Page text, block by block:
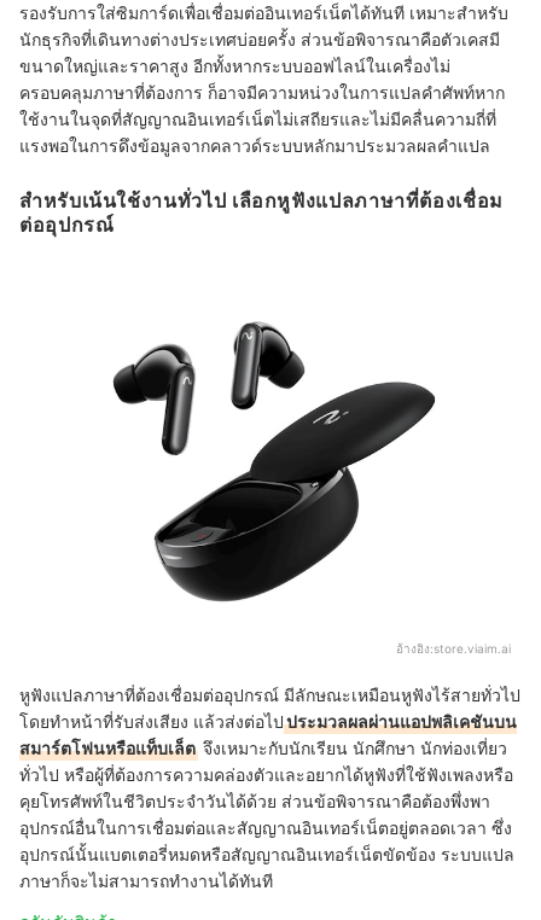
รองรับการใส่ซิมการ์ดเพื่อเชื่อมต่ออินเทอร์เน็ตได้ทันที เหมาะสำหรับ
นักธุรกิจที่เดินทางต่างประเทศบ่อยครั้ง ส่วนข้อพิจารณาคือตัวเคสมี
ขนาดใหญ่และราคาสูง อีกทั้งหากระบบออฟไลน์ในเครื่องไม่
ครอบคลุมภาษาที่ต้องการ ก็อาจมีความหน่วงในการแปลคำศัพท์หาก
ใช้งานในจุดที่สัญญาณอินเทอร์เน็ตไม่เสถียรและไม่มีคลื่นความถี่ที่
แรงพอในการดึงข้อมูลจากคลาวด์ระบบหลักมาประมวลผลคำแปล
สำหรับเน้นใช้งานทั่วไป เลือกหูฟังแปลภาษาที่ต้องเชื่อม
ต่ออุปกรณ์
อ้างอิง:store.viaim.ai
หูฟังแปลภาษาที่ต้องเชื่อมต่ออุปกรณ์ มีลักษณะเหมือนหูฟังไร้สายทั่วไป
โดยทำหน้าที่รับส่งเสียง แล้วส่งต่อไปประมวลผลผ่านแอปพลิเคชันบน
สมาร์ตโฟนหรือแท็บเล็ต จึงเหมาะกับนักเรียน นักศึกษา นักท่องเที่ยว
ทั่วไป หรือผู้ที่ต้องการความคล่องตัวและอยากได้หูฟังที่ใช้ฟังเพลงหรือ
คุยโทรศัพท์ในชีวิตประจำวันได้ด้วย ส่วนข้อพิจารณาคือต้องพึ่งพา
อุปกรณ์อื่นในการเชื่อมต่อและสัญญาณอินเทอร์เน็ตอยู่ตลอดเวลา ซึ่ง
อุปกรณ์นั้นแบตเตอรี่หมดหรือสัญญาณอินเทอร์เน็ตขัดข้อง ระบบแปล
ภาษาก็จะไม่สามารถทำงานได้ทันที